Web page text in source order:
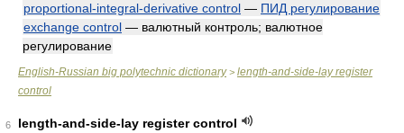
proportional-integral-derivative control — ПИД регулирование
exchange control — валютный контроль; валютное
регулирование
English-Russian big polytechnic dictionary> length-and-side-lay register
control
6
length-and-side-lay register control